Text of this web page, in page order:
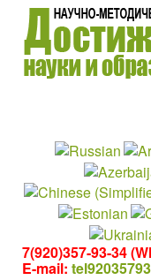
7(920)357-93-34
E-mail: